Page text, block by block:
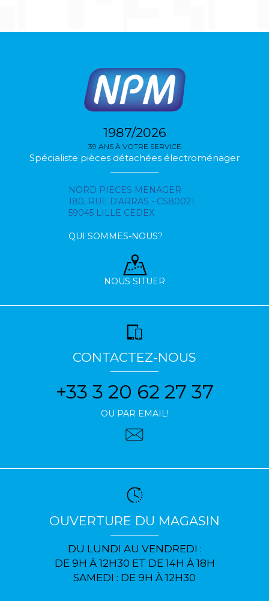
1987/2026
39 ANS À VOTRE SERVICE
Spécialiste pièces détachées électroménager
NORD PIECES MENAGER
180, RUE D'ARRAS - CS80021
59045 LILLE CEDEX
QUI SOMMES-NOUS?
NOUS SITUER
CONTACTEZ-NOUS
+33 3 20 62 27 37
OU PAR EMAIL!
OUVERTURE DU MAGASIN
DU LUNDI AU VENDREDI :
DE 9H À 12H30 ET DE 14H À 18H
SAMEDI : DE 9H À 12H30